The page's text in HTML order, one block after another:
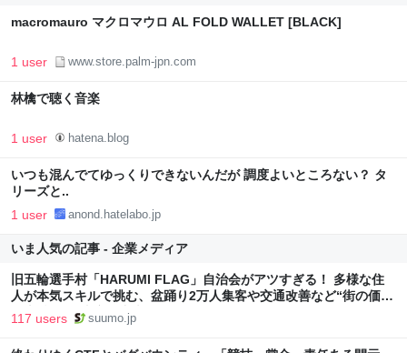
macromauro マクロマウロ AL FOLD WALLET [BLACK]
1 user www.store.palm-jpn.com
林檎で聴く音楽
1 user hatena.blog
いつも混んでてゆっくりできないんだが 調度よいところない？ タ
リーズと..
1 user anond.hatelabo.jp
いま人気の記事 - 企業メディア
旧五輪選手村「HARUMI FLAG」自治会がアツすぎる！ 多様な住
人が本気スキルで挑む、盆踊り2万人集客や交通改善など“街の価値
向上”戦略 東京・中央区
117 users suumo.jp